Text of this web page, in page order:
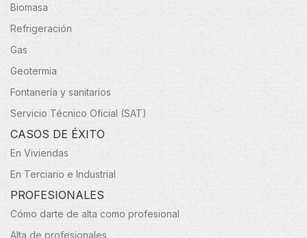
Biomasa
Refrigeración
Gas
Geotermia
Fontanería y sanitarios
Servicio Técnico Oficial (SAT)
CASOS DE ÉXITO
En Viviendas
En Terciario e Industrial
PROFESIONALES
Cómo darte de alta como profesional
Alta de profesionales